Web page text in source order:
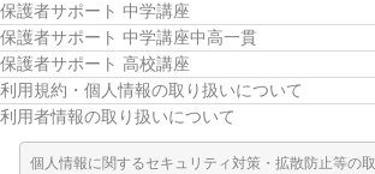
保護者サポート 中学講座
保護者サポート 中学講座中高一貫
保護者サポート 高校講座
利用規約・個人情報の取り扱いについて
利用者情報の取り扱いについて
個人情報に関するセキュリティ対策・拡散防止等の